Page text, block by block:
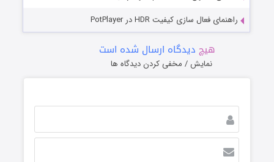
راهنمای فعال سازی کیفیت HDR در PotPlayer
هیچ دیدگاه ارسال شده است
نمایش / مخفی کردن دیدگاه ها